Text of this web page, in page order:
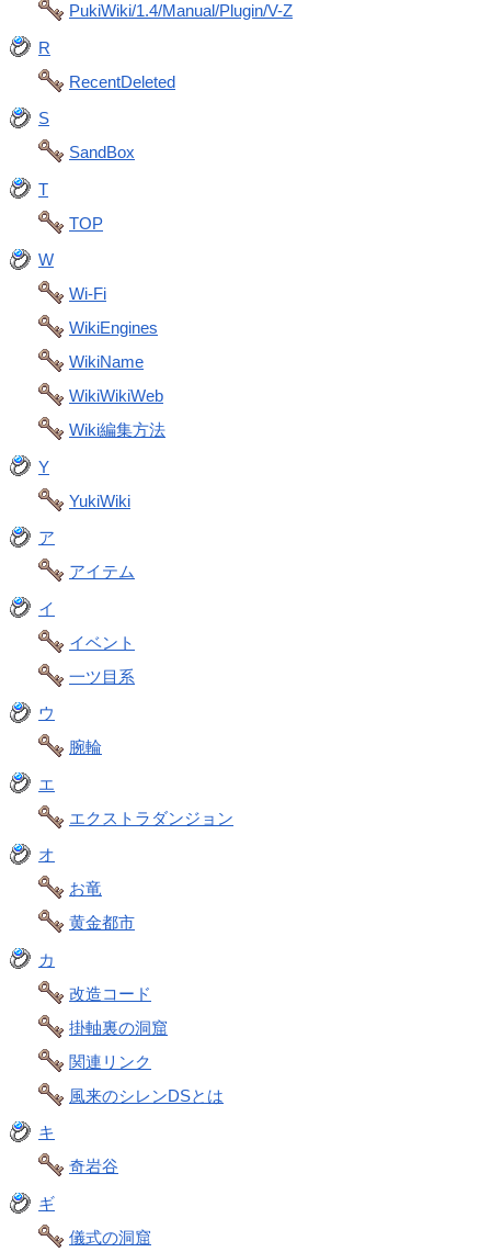
PukiWiki/1.4/Manual/Plugin/V-Z
R
RecentDeleted
S
SandBox
T
TOP
W
Wi-Fi
WikiEngines
WikiName
WikiWikiWeb
Wiki編集方法
Y
YukiWiki
ア
アイテム
イ
イベント
一ツ目系
ウ
腕輪
エ
エクストラダンジョン
オ
お竜
黄金都市
カ
改造コード
掛軸裏の洞窟
関連リンク
風来のシレンDSとは
キ
奇岩谷
ギ
儀式の洞窟